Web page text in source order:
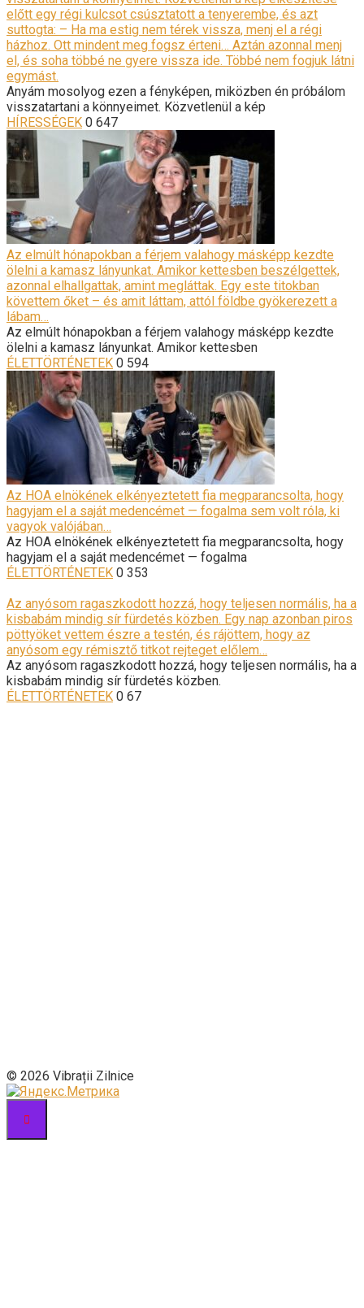
előtt egy régi kulcsot csúsztatott a tenyerembe, és azt
suttogta: – Ha ma estig nem térek vissza, menj el a régi
házhoz. Ott mindent meg fogsz érteni… Aztán azonnal menj
el, és soha többé ne gyere vissza ide. Többé nem fogjuk látni
egymást.
Anyám mosolyog ezen a fényképen, miközben én próbálom
visszatartani a könnyeimet. Közvetlenül a kép
HÍRESSÉGEK 0 647
Az elmúlt hónapokban a férjem valahogy másképp kezdte
ölelni a kamasz lányunkat. Amikor kettesben beszélgettek,
azonnal elhallgattak, amint megláttak. Egy este titokban
követtem őket – és amit láttam, attól földbe gyökerezett a
lábam…
Az elmúlt hónapokban a férjem valahogy másképp kezdte
ölelni a kamasz lányunkat. Amikor kettesben
ÉLETTÖRTÉNETEK 0 594
Az HOA elnökének elkényeztetett fia megparancsolta, hogy
hagyjam el a saját medencémet — fogalma sem volt róla, ki
vagyok valójában…
Az HOA elnökének elkényeztetett fia megparancsolta, hogy
hagyjam el a saját medencémet — fogalma
ÉLETTÖRTÉNETEK 0 353
Az anyósom ragaszkodott hozzá, hogy teljesen normális, ha a
kisbabám mindig sír fürdetés közben. Egy nap azonban piros
pöttyöket vettem észre a testén, és rájöttem, hogy az
anyósom egy rémisztő titkot rejteget előlem…
Az anyósom ragaszkodott hozzá, hogy teljesen normális, ha a
kisbabám mindig sír fürdetés közben.
ÉLETTÖRTÉNETEK 0 67
© 2026 Vibrații Zilnice